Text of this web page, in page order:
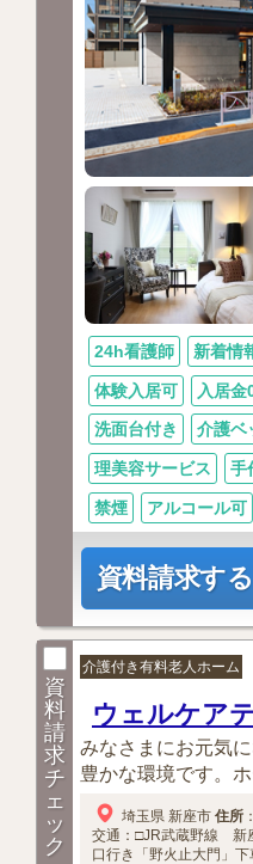
24h看護師 新着情
体験入居可 入居金
洗面台付き 介護ベ
理美容サービス 手
禁煙 アルコール可
資料請求する
資
料
請
求
チ
ェ
ッ
ク
介護付き有料老人ホーム
ウェルケア
みなさまにお元気
豊かな環境です。
埼玉県 新座市 住所 ：
交通：□JR武蔵野線 新
口行き「野火止大門」